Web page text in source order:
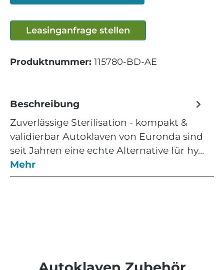
Leasinganfrage stellen
Produktnummer: 115780-BD-AE
Beschreibung
Zuverlässige Sterilisation - kompakt &
validierbar Autoklaven von Euronda sind
seit Jahren eine echte Alternative für hy…
Mehr
Produktgalerie überspringen